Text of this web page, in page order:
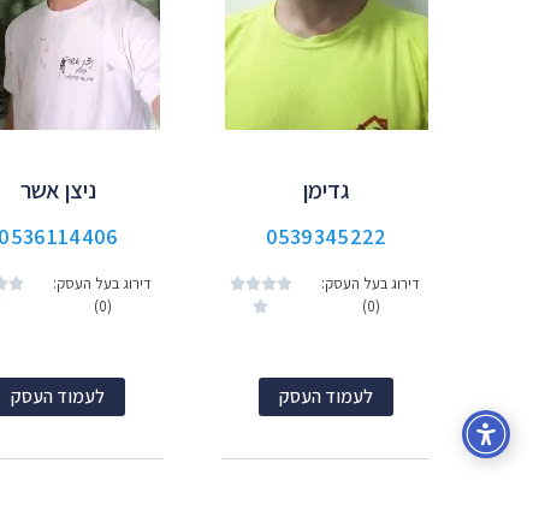
גדימן
0539345222
דירוג בעל העסק:
(0)





לעמוד העסק
ניצן אשר
דירוג בעל העסק:
(0)

לעמוד העסק